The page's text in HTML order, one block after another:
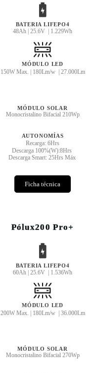
BATERIA LIFEPO4
48Ah | 25.6V | 1.229Wh
MÓDULO LED
150W Max. | 180Lm/w | 27.000Lm
MÓDULO SOLAR
Monocristalino Bifacial 210Wp
AUTONOMÍAS
Recarga: 6Hrs
Descarga 100%(W):8Hrs
Descarga Smart: 25Hrs Máx
Ficha técnica
Pólux200 Pro+
BATERIA LIFEPO4
60Ah | 25.6V | 1.536Wh
MÓDULO LED
200W Max. | 180Lm/w | 36.000Lm
MÓDULO SOLAR
Monocristalino Bifacial 270Wp